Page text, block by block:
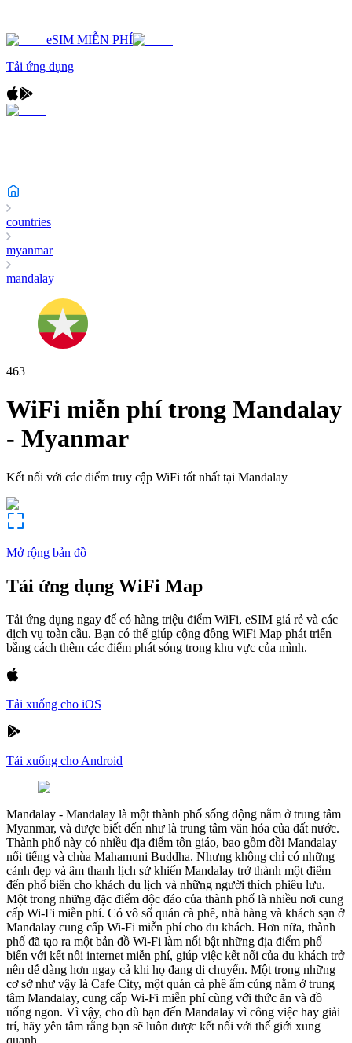
eSIM MIỄN PHÍ
Tải ứng dụng
countries
myanmar
mandalay
463
WiFi miễn phí trong Mandalay
- Myanmar
Kết nối với các điểm truy cập WiFi tốt nhất tại Mandalay
Mở rộng bản đồ
Tải ứng dụng WiFi Map
Tải ứng dụng ngay để có hàng triệu điểm WiFi, eSIM giá rẻ và các
dịch vụ toàn cầu. Bạn có thể giúp cộng đồng WiFi Map phát triển
bằng cách thêm các điểm phát sóng trong khu vực của mình.
Tải xuống cho iOS
Tải xuống cho Android
Mandalay - Mandalay là một thành phố sống động nằm ở trung tâm
Myanmar, và được biết đến như là trung tâm văn hóa của đất nước.
Thành phố này có nhiều địa điểm tôn giáo, bao gồm đồi Mandalay
nổi tiếng và chùa Mahamuni Buddha. Nhưng không chỉ có những
cảnh đẹp và âm thanh lịch sử khiến Mandalay trở thành một điểm
đến phổ biến cho khách du lịch và những người thích phiêu lưu.
Một trong những đặc điểm độc đáo của thành phố là nhiều nơi cung
cấp Wi-Fi miễn phí. Có vô số quán cà phê, nhà hàng và khách sạn ở
Mandalay cung cấp Wi-Fi miễn phí cho du khách. Hơn nữa, thành
phố đã tạo ra một bản đồ Wi-Fi làm nổi bật những địa điểm phổ
biến với kết nối internet miễn phí, giúp việc kết nối của du khách trở
nên dễ dàng hơn ngay cả khi họ đang di chuyển. Một trong những
cơ sở như vậy là Cafe City, một quán cà phê ấm cúng nằm ở trung
tâm Mandalay, cung cấp Wi-Fi miễn phí cùng với thức ăn và đồ
uống ngon. Vì vậy, cho dù bạn đến Mandalay vì công việc hay giải
trí, hãy yên tâm rằng bạn sẽ luôn được kết nối với thế giới xung
quanh.